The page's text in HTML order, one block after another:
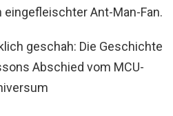
eingefleischter Ant-Man-Fan.
geschah: Die Geschichte
Abschied vom MCU-